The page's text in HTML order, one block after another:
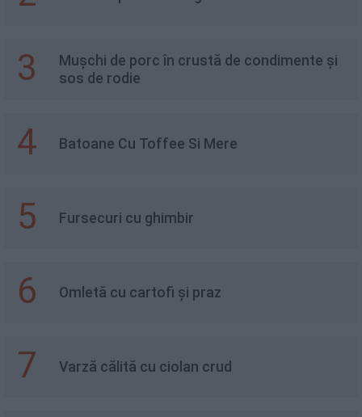
3
Mușchi de porc în crustă de condimente și
sos de rodie
4 Batoane Cu Toffee Si Mere
5 Fursecuri cu ghimbir
6 Omletă cu cartofi și praz
7 Varză călită cu ciolan crud